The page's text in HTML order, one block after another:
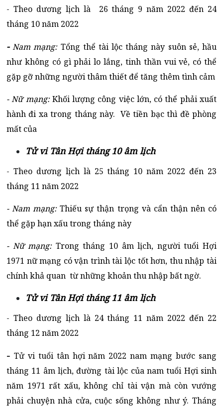
- Theo dương lịch là
26 tháng 9 năm 2022 đến 24
tháng 10 năm 2022
-Nam mạng:Tổng thể tài lộc tháng này suôn sẻ, hầu
như không có gì phải lo lắng, tinh thần vui vẻ, có thể
gặp gỡ những người thâm thiết để tăng thêm tình cảm
- Nữ mạng:Khối lượng công việc lớn, có thể phải xuất
hành đi xa trong tháng này. Về tiền bạc thì đề phòng
mất của
Tử vi Tân Hợi tháng 10 âm lịch
- Theo dương lịch là 25 tháng 10 năm 2022 đến 23
tháng 11 năm 2022
- Nam mạng:Thiếu sự thận trọng và cẩn thận nên có
thể gặp hạn xấu trong tháng này
- Nữ mạng: Trong tháng 10 âm lịch, người tuổi Hợi
1971 nữ mạng có vận trình tài lộc tốt hơn, thu nhập tài
chính khả quan từ những khoản thu nhập bất ngờ.
Tử vi Tân Hợi tháng 11 âm lịch
- Theo dương lịch là 24 tháng 11 năm 2022 đến 22
tháng 12 năm 2022
- Tử vi tuổi tân hợi năm 2022 nam mạng bước sang
tháng 11 âm lịch, đường tài lộc của nam tuổi Hợi sinh
năm 1971 rất xấu, không chỉ tài vận mà còn vướng
phải chuyện nhà cửa, cuộc sống không như ý. Tháng